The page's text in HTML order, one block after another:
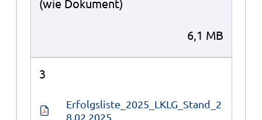
(wie Dokument)
6,1 MB
3
Erfolgsliste_2025_LKLG_Stand_2
8.02.2025